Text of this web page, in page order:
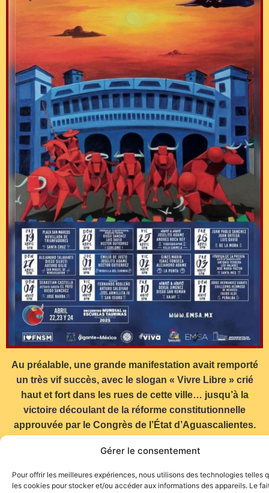
Gérer le consentement
Pour offrir les meilleures expériences, nous utilisons des technologies telles
les cookies pour stocker et/ou accéder aux informations des appareils. Le
Au préalable, une grande manifestation avait remporté
un très vif succès, avec le slogan « Vivre Libre » crié
haut et fort dans les rues de cette ville… jusqu’à la
victoire découlant de la réforme constitutionnelle
approuvée par le Congrès de l’État d’Aguascalientes.